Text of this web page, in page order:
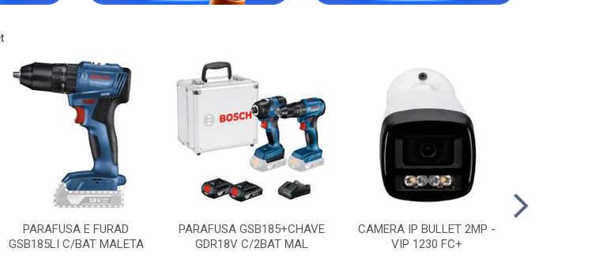
PARAFUSA E FURAD
GSB185LI C/BAT MALETA
PARAFUSA GSB185+CHAVE
GDR18V C/2BAT MAL
CAMERA IP BULLET 2MP -
VIP 1230 FC+